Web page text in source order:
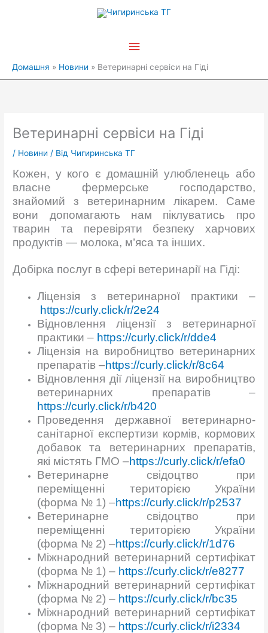
Головне
Домашня Новини Ветеринарні сервіси на Гіді
Ветеринарні сервіси на Гіді
/ Новини / Від Чигиринська ТГ
Кожен, у кого є домашній улюбленець або
власне фермерське господарство,
знайомий з ветеринарним лікарем. Саме
вони допомагають нам піклуватись про
тварин та перевіряти безпеку харчових
продуктів — молока, м’яса та інших.
Добірка послуг в сфері ветеринарії на Гіді:
Ліцензія з ветеринарної практики –
https://curly.click/r/2e24
Відновлення ліцензії з ветеринарної
практики – https://curly.click/r/dde4
Ліцензія на виробництво ветеринарних
препаратів –https://curly.click/r/8c64
Відновлення дії ліцензії на виробництво
ветеринарних препаратів –
https://curly.click/r/b420
Проведення державної ветеринарно-
санітарної експертизи кормів, кормових
добавок та ветеринарних препаратів,
які містять ГМО –https://curly.click/r/efa0
Ветеринарне свідоцтво при
переміщенні територією України
(форма № 1) –https://curly.click/r/p2537
Ветеринарне свідоцтво при
переміщенні територією України
(форма № 2) –https://curly.click/r/1d76
Міжнародний ветеринарний сертифікат
(форма № 1) – https://curly.click/r/e8277
Міжнародний ветеринарний сертифікат
(форма № 2) – https://curly.click/r/bc35
Міжнародний ветеринарний сертифікат
(форма № 3) – https://curly.click/r/i2334